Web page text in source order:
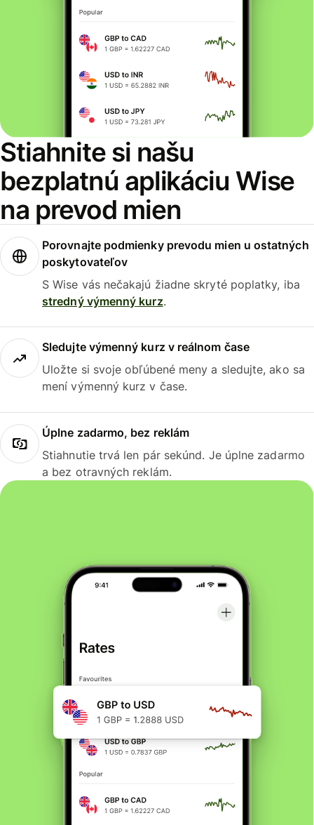
Stiahnite si našu
bezplatnú aplikáciu Wise
na prevod mien
Porovnajte podmienky prevodu mien u ostatných
poskytovateľov
S Wise vás nečakajú žiadne skryté poplatky, iba
stredný výmenný kurz.
Sledujte výmenný kurz v reálnom čase
Uložte si svoje obľúbené meny a sledujte, ako sa
mení výmenný kurz v čase.
Úplne zadarmo, bez reklám
Stiahnutie trvá len pár sekúnd. Je úplne zadarmo
a bez otravných reklám.